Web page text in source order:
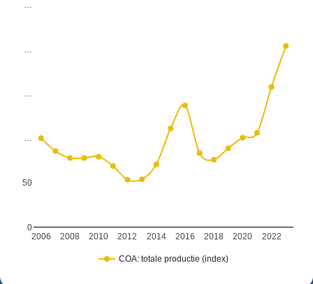
COA: totale productie (index)
2006 2008 2010 2012 2014 2016 2018 2020 2022
0
50
…
…